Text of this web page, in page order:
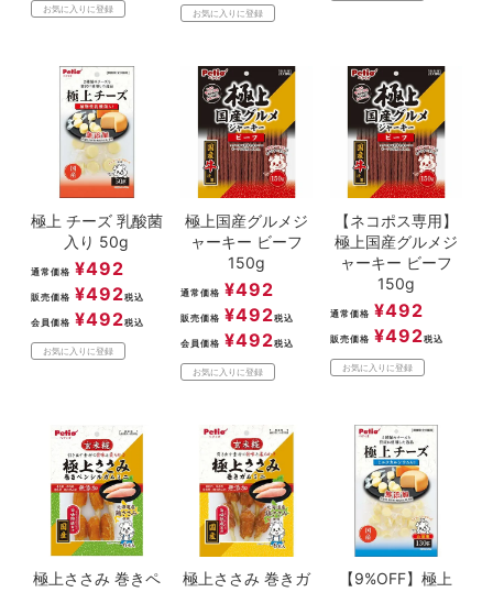
お気に入りに登録 お気に入りに登録
極上 チーズ 乳酸菌
入り 50g
通常価格 ¥492
販売価格 ¥492税込
会員価格 ¥492税込
お気に入りに登録
極上国産グルメジ
ャーキー ビーフ
150g
通常価格 ¥492
販売価格 ¥492税込
会員価格 ¥492税込
お気に入りに登録
【ネコポス専用】
極上国産グルメジ
ャーキー ビーフ
150g
通常価格 ¥492
販売価格 ¥492税込
お気に入りに登録
極上ささみ 巻きペ
極上ささみ 巻きガ
【9%OFF】極上